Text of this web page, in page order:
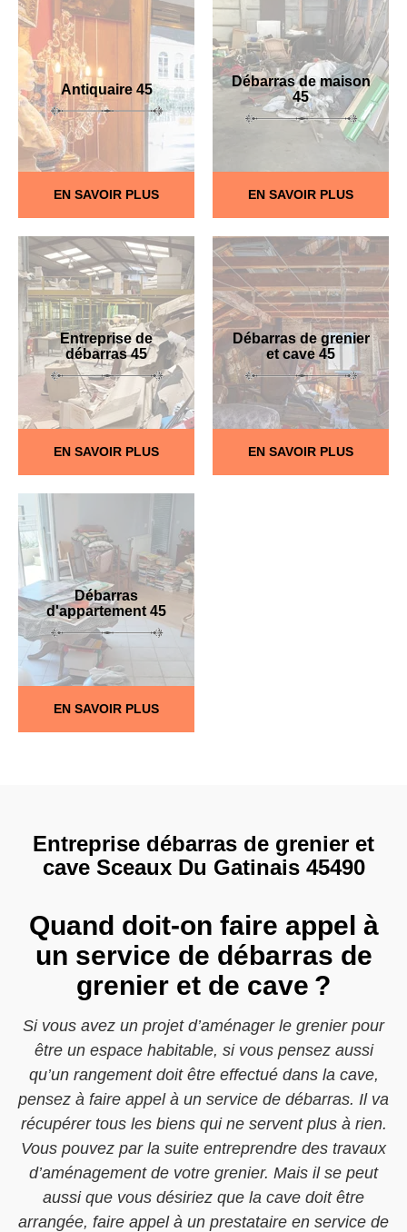
Antiquaire 45
EN SAVOIR PLUS
Débarras de maison
45
EN SAVOIR PLUS
Entreprise de
débarras 45
EN SAVOIR PLUS
Débarras de grenier
et cave 45
EN SAVOIR PLUS
Débarras
d'appartement 45
EN SAVOIR PLUS
Entreprise débarras de grenier et
cave Sceaux Du Gatinais 45490
Quand doit-on faire appel à
un service de débarras de
grenier et de cave ?
Si vous avez un projet d’aménager le grenier pour
être un espace habitable, si vous pensez aussi
qu’un rangement doit être effectué dans la cave,
pensez à faire appel à un service de débarras. Il va
récupérer tous les biens qui ne servent plus à rien.
Vous pouvez par la suite entreprendre des travaux
d’aménagement de votre grenier. Mais il se peut
aussi que vous désiriez que la cave doit être
arrangée, faire appel à un prestataire en service de